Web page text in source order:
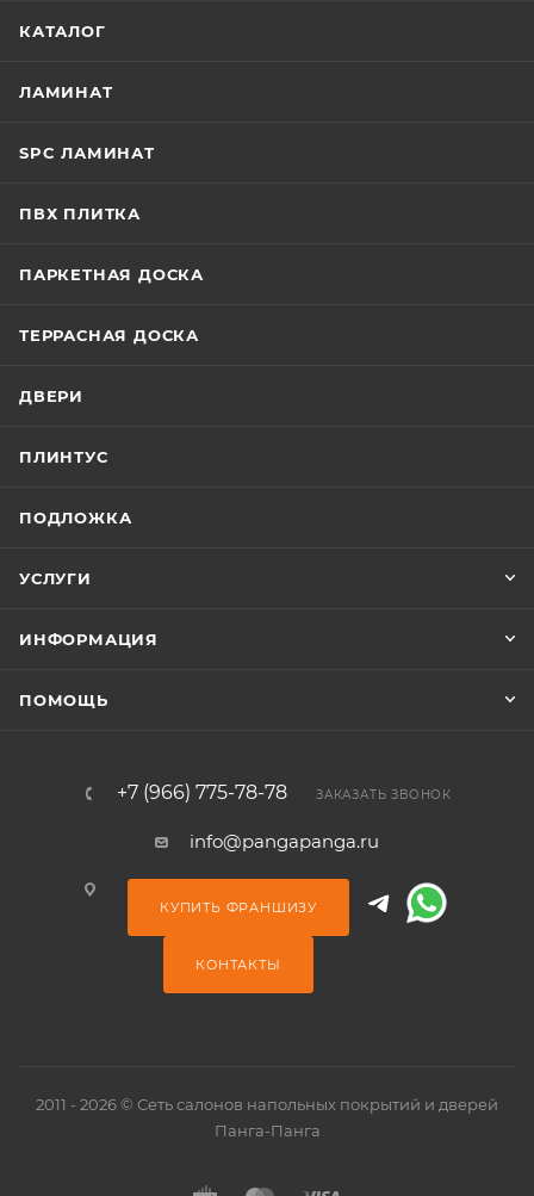
КАТАЛОГ
ЛАМИНАТ
SPC ЛАМИНАТ
ПВХ ПЛИТКА
ПАРКЕТНАЯ ДОСКА
ТЕРРАСНАЯ ДОСКА
ДВЕРИ
ПЛИНТУС
ПОДЛОЖКА
УСЛУГИ
ИНФОРМАЦИЯ
ПОМОЩЬ
+7 (966) 775-78-78 ЗАКАЗАТЬ ЗВОНОК
info@pangapanga.ru
КУПИТЬ ФРАНШИЗУ
КОНТАКТЫ
2011 - 2026 © Сеть салонов напольных покрытий и дверей
Панга-Панга